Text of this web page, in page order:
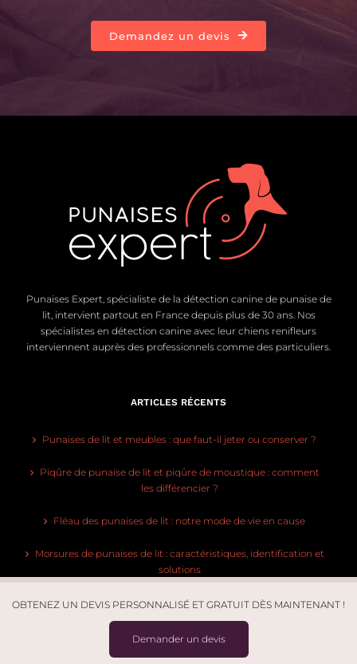
Demandez un devis
Punaises Expert, spécialiste de la détection canine de punaise de
lit, intervient partout en France depuis plus de 30 ans. Nos
spécialistes en détection canine avec leur chiens renifleurs
interviennent auprès des professionnels comme des particuliers.
ARTICLES RÉCENTS
Punaises de lit et meubles : que faut-il jeter ou conserver ?
Piqûre de punaise de lit et piqûre de moustique : comment
les différencier ?
Fléau des punaises de lit : notre mode de vie en cause
Morsures de punaises de lit : caractéristiques, identification et
solutions
Qui paie le traitement des punaises de lit ?
OBTENEZ UN DEVIS PERSONNALISÉ ET GRATUIT DÈS MAINTENANT !
Demander un devis